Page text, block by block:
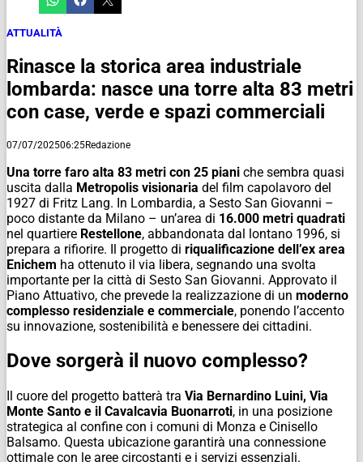
ATTUALITÀ
Rinasce la storica area industriale
lombarda: nasce una torre alta 83 metri
con case, verde e spazi commerciali
07/07/202506:25Redazione
Una torre faro alta 83 metri con 25 piani che sembra quasi
uscita dalla Metropolis visionaria del film capolavoro del
1927 di Fritz Lang. In Lombardia, a Sesto San Giovanni –
poco distante da Milano – un’area di 16.000 metri quadrati
nel quartiere Restellone, abbandonata dal lontano 1996, si
prepara a rifiorire. Il progetto di riqualificazione dell’ex area
Enichem ha ottenuto il via libera, segnando una svolta
importante per la città di Sesto San Giovanni. Approvato il
Piano Attuativo, che prevede la realizzazione di un moderno
complesso residenziale e commerciale, ponendo l’accento
su innovazione, sostenibilità e benessere dei cittadini.
Dove sorgerà il nuovo complesso?
Il cuore del progetto batterà tra Via Bernardino Luini, Via
Monte Santo e il Cavalcavia Buonarroti, in una posizione
strategica al confine con i comuni di Monza e Cinisello
Balsamo. Questa ubicazione garantirà una connessione
ottimale con le aree circostanti e i servizi essenziali.